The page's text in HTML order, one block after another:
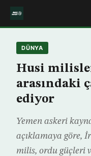
DÜNYA
Husi
arasındaki
ediyor
Yemen askeri
açıklamaya göre,
milis, ordu güçleri